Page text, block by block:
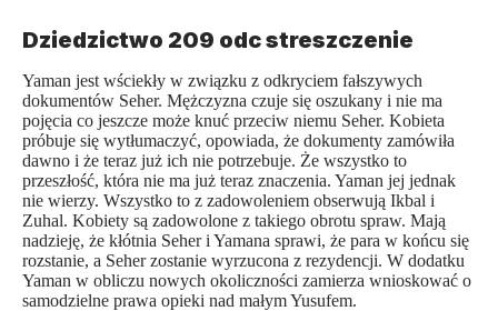
Dziedzictwo 209 odc streszczenie
Yaman jest wściekły w związku z odkryciem fałszywych
dokumentów Seher. Mężczyzna czuje się oszukany i nie ma
pojęcia co jeszcze może knuć przeciw niemu Seher. Kobieta
próbuje się wytłumaczyć, opowiada, że dokumenty zamówiła
dawno i że teraz już ich nie potrzebuje. Że wszystko to
przeszłość, która nie ma już teraz znaczenia. Yaman jej jednak
nie wierzy. Wszystko to z zadowoleniem obserwują Ikbal i
Zuhal. Kobiety są zadowolone z takiego obrotu spraw. Mają
nadzieję, że kłótnia Seher i Yamana sprawi, że para w końcu się
rozstanie, a Seher zostanie wyrzucona z rezydencji. W dodatku
Yaman w obliczu nowych okoliczności zamierza wnioskować o
samodzielne prawa opieki nad małym Yusufem.